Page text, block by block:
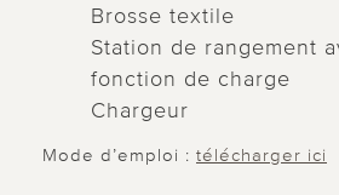
Brosse textile
Station de rangement
fonction de charge
Chargeur
Mode d’emploi : télécharger ici